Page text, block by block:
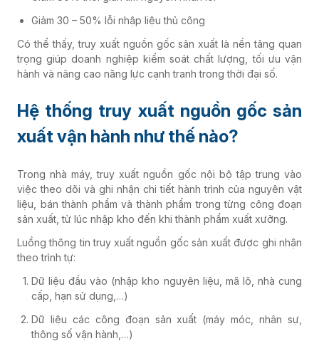
Giảm 30 – 50% lỗi nhập liệu thủ công
Có thể thấy, truy xuất nguồn gốc sản xuất là nền tảng quan
trọng giúp doanh nghiệp kiểm soát chất lượng, tối ưu vận
hành và nâng cao năng lực cạnh tranh trong thời đại số.
Hệ thống truy xuất nguồn gốc sản
xuất vận hành như thế nào?
Trong nhà máy, truy xuất nguồn gốc nội bộ tập trung vào
việc theo dõi và ghi nhận chi tiết hành trình của nguyên vật
liệu, bán thành phẩm và thành phẩm trong từng công đoạn
sản xuất, từ lúc nhập kho đến khi thành phẩm xuất xưởng.
Luồng thông tin truy xuất nguồn gốc sản xuất được ghi nhận
theo trình tự:
Dữ liệu đầu vào (nhập kho nguyên liệu, mã lô, nhà cung
cấp, hạn sử dụng,…)
Dữ liệu các công đoạn sản xuất (máy móc, nhân sự,
thông số vận hành,…)